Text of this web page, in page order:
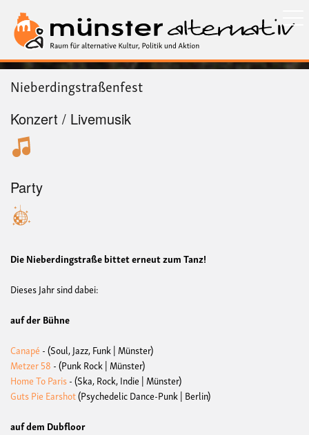
zum
Inhalt
Nieberdingstraßenfest
Konzert / Livemusik
Party
Die Nieberdingstraße bittet erneut zum Tanz!
Dieses Jahr sind dabei:
auf der Bühne
Canapé - (Soul, Jazz, Funk | Münster)
Metzer 58 - (Punk Rock | Münster)
Home To Paris- (Ska, Rock, Indie | Münster)
Guts Pie Earshot(Psychedelic Dance-Punk | Berlin)
auf dem Dubfloor